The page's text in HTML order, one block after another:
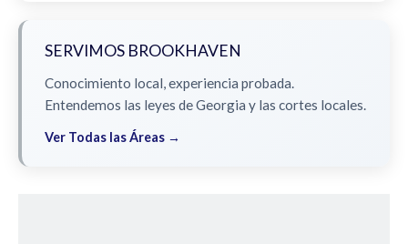
SERVIMOS BROOKHAVEN
Conocimiento local, experiencia probada.
Entendemos las leyes de Georgia y las cortes locales.
Ver Todas las Áreas →